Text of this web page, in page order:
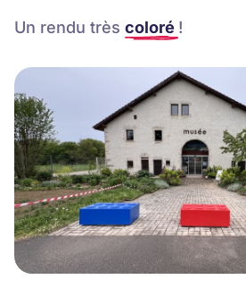
Un rendu très coloré !